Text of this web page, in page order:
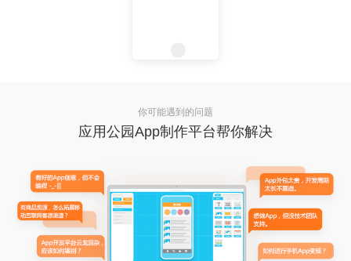
你可能遇到的问题
应用公园App制作平台帮你解决